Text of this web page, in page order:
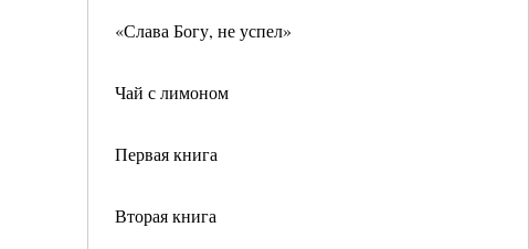
«Слава Богу, не успел»
Чай с лимоном
Первая книга
Вторая книга